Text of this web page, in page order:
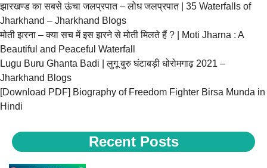
झारखण्ड का सबसे ऊंचा जलप्रपात – लोध जलप्रपात | 35 Waterfalls of
Jharkhand – Jharkhand Blogs
मोती झरना – क्या सच में इस झरने से मोती मिलते हैं ? | Moti Jharna : A
Beautiful and Peaceful Waterfall
Lugu Buru Ghanta Badi | लुगू बुरु घंटाबड़ी धोरोमगाढ़ 2021 –
Jharkhand Blogs
[Download PDF] Biography of Freedom Fighter Birsa Munda in
Hindi
Recent Posts